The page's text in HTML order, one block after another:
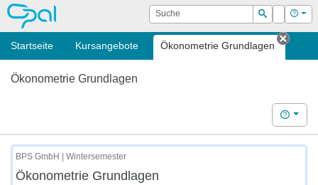
OPAL Suche
Suchen
Login Hilfe
Startseite Kursangebote Ökonometrie Grundlagen
Tab
Ökonometrie Grundlagen
Hilfe
BPS GmbH | Wintersemester
Ökonometrie Grundlagen